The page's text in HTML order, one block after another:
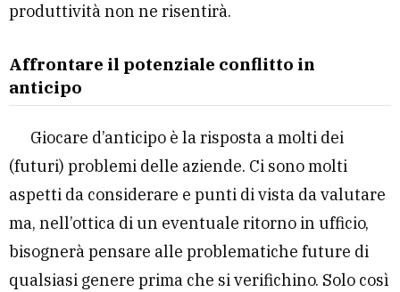
produttività non ne risentirà.
Affrontare il potenziale conflitto in
anticipo
Giocare d’anticipo è la risposta a molti dei
(futuri) problemi delle aziende. Ci sono molti
aspetti da considerare e punti di vista da valutare
ma, nell’ottica di un eventuale ritorno in ufficio,
bisognerà pensare alle problematiche future di
qualsiasi genere prima che si verifichino. Solo così